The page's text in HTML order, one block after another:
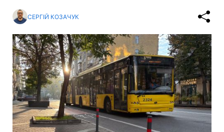
СЕРГІЙ КОЗАЧУК